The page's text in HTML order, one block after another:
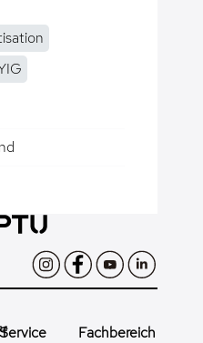
Fachbereich